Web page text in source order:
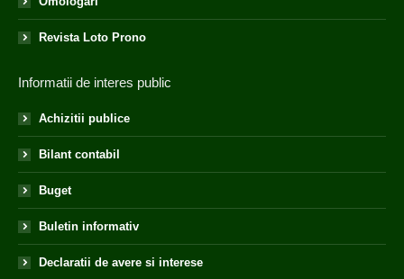
Revista Loto Prono
Informatii de interes public
Achizitii publice
Bilant contabil
Buget
Buletin informativ
Declaratii de avere si interese